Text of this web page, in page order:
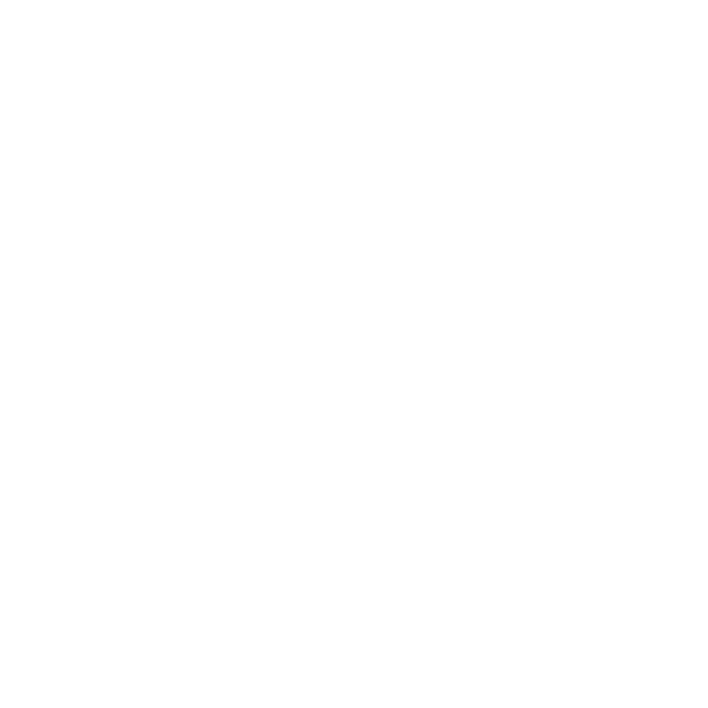
teás készlettel és teljesen légkondicionáltak. WiFi kapcsolat minden szobában elérheto. A szálloda lakosztály típusú szobákat is kínál, ahol
választékával szolgálja a kikapcsolódást és a pihenést